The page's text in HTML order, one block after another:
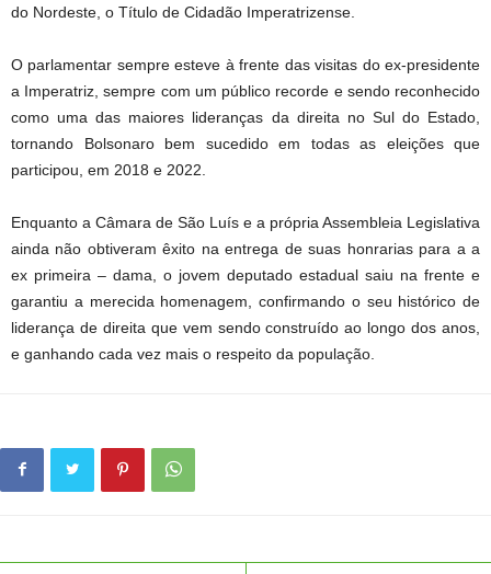
do Nordeste, o Título de Cidadão Imperatrizense.
O parlamentar sempre esteve à frente das visitas do ex-presidente
a Imperatriz, sempre com um público recorde e sendo reconhecido
como uma das maiores lideranças da direita no Sul do Estado,
tornando Bolsonaro bem sucedido em todas as eleições que
participou, em 2018 e 2022.
Enquanto a Câmara de São Luís e a própria Assembleia Legislativa
ainda não obtiveram êxito na entrega de suas honrarias para a a
ex primeira – dama, o jovem deputado estadual saiu na frente e
garantiu a merecida homenagem, confirmando o seu histórico de
liderança de direita que vem sendo construído ao longo dos anos,
e ganhando cada vez mais o respeito da população.